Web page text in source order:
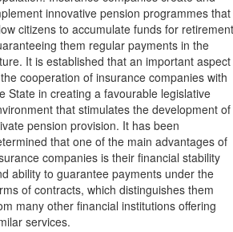
innovative pension programmes that
citizens to accumulate funds for
them regular payments in the
It is established that an important aspect
cooperation of insurance companies with
State in creating a favourable legislative
that stimulates the development of
pension provision. It has been
that one of the main advantages of
companies is their financial stability
ability to guarantee payments under the
of contracts, which distinguishes them
many other financial institutions offering
services.